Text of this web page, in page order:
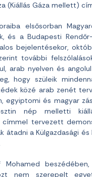
(Kiállás Gáza mellett)
elsősorban
és a Budapesti
bejelentésekor,
további
arab nyelven és
hogy szüleik
közé arab zenét
egyiptomi és magyar
nép melletti
címmel tervezett
átadni a Külgazdasági és
Mohamed
nem szerepelt